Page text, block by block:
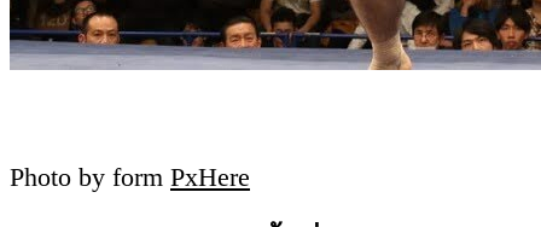
Photo by form PxHere